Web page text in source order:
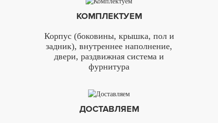
КОМПЛЕКТУЕМ
Корпус (боковины, крышка, пол и
задник), внутреннее наполнение,
двери, раздвижная система и
фурнитура
ДОСТАВЛЯЕМ